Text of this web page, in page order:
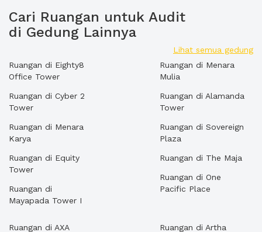
Cari Ruangan untuk Audit
di Gedung Lainnya
Lihat semua gedung
Ruangan di Eighty8
Office Tower
Ruangan di Cyber 2
Tower
Ruangan di Menara
Karya
Ruangan di Equity
Tower
Ruangan di
Mayapada Tower I
Ruangan di Menara
Mulia
Ruangan di Alamanda
Tower
Ruangan di Sovereign
Plaza
Ruangan di The Maja
Ruangan di One
Pacific Place
Ruangan di AXA Ruangan di Artha